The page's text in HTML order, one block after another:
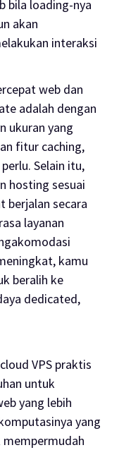
bila loading-nya
akan
interaksi
web dan
adalah dengan
ukuran yang
fitur caching,
Selain itu,
hosting sesuai
berjalan secara
layanan
kamu
beralih ke
dedicated,
VPS praktis
untuk
yang lebih
yang
mempermudah